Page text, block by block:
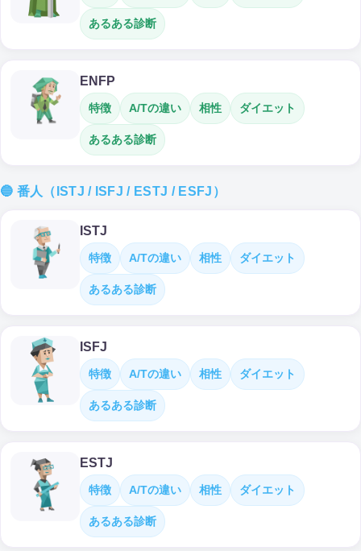
あるある診断
ENFP
特徴 A/Tの違い 相性 ダイエット
あるある診断
🔵 番人（ISTJ / ISFJ / ESTJ / ESFJ）
ISTJ
特徴 A/Tの違い 相性 ダイエット
あるある診断
ISFJ
特徴 A/Tの違い 相性 ダイエット
あるある診断
ESTJ
特徴 A/Tの違い 相性 ダイエット
あるある診断